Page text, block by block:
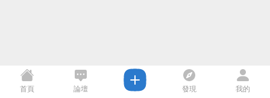
首頁 論壇 發現 我的